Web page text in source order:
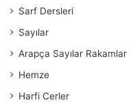
Sarf Dersleri
Sayılar
Arapça Sayılar Rakamlar
Hemze
Harfi Cerler